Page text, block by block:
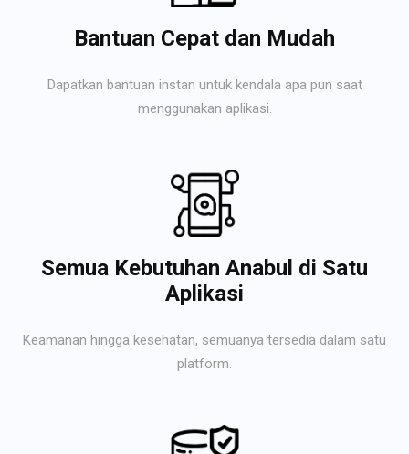
Bantuan Cepat dan Mudah
Dapatkan bantuan instan untuk kendala apa pun saat
menggunakan aplikasi.
Semua Kebutuhan Anabul di Satu
Aplikasi
Keamanan hingga kesehatan, semuanya tersedia dalam satu
platform.